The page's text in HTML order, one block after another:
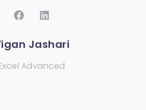
Jashari
Advanced